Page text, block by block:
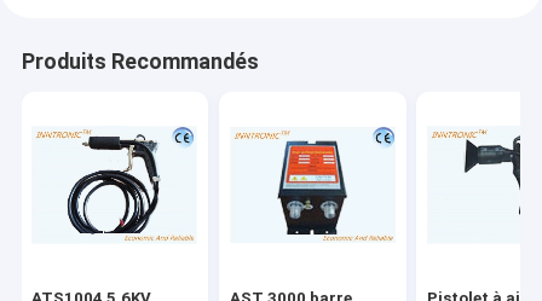
Produits Recommandés